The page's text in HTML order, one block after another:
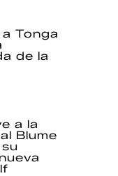
Tonga
de la
a la
Blume